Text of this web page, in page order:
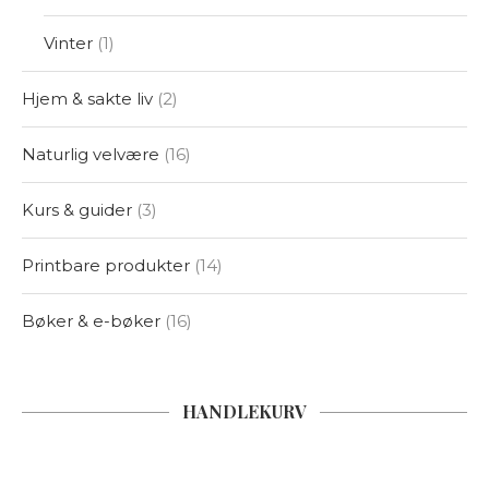
Vinter 1
Hjem & sakte liv 2
Naturlig velvære 16
Kurs & guider 3
Printbare produkter 14
Bøker & e-bøker 16
HANDLEKURV